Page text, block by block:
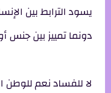
يسود الترابط بين
دونما تمييز بين جنس
لا للفساد نعم للوطن